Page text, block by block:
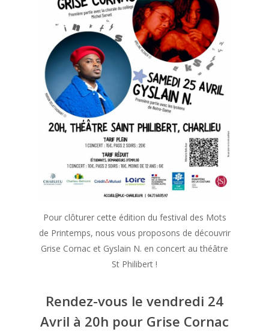
Pour clôturer cette édition du festival des Mots
de Printemps, nous vous proposons de découvrir
Grise Cornac et Gyslain N. en concert au théâtre
St Philibert !
Rendez-vous le vendredi 24
Avril à 20h pour Grise Cornac